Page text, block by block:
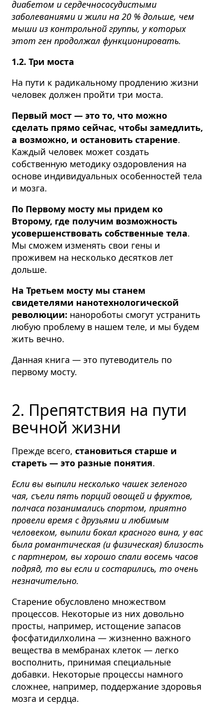
диабетом и сердечнососудистыми
заболеваниями и жили на 20 % дольше, чем
мыши из контрольной группы, у которых
этот ген продолжал функционировать.
1.2. Три моста
На пути к радикальному продлению жизни
человек должен пройти три моста.
Первый мост — это то, что можно
сделать прямо сейчас, чтобы замедлить,
а возможно, и остановить старение.
Каждый человек может создать
собственную методику оздоровления на
основе индивидуальных особенностей тела
и мозга.
По Первому мосту мы придем ко
Второму, где получим возможность
усовершенствовать собственные тела.
Мы сможем изменять свои гены и
проживем на несколько десятков лет
дольше.
На Третьем мосту мы станем
свидетелями нанотехнологической
революции: нанороботы смогут устранить
любую проблему в нашем теле, и мы будем
жить вечно.
Данная книга — это путеводитель по
первому мосту.
2. Препятствия на пути
вечной жизни
Прежде всего, становиться старше и
стареть — это разные понятия.
Если вы выпили несколько чашек зеленого
чая, съели пять порций овощей и фруктов,
полчаса позанимались спортом, приятно
провели время с друзьями и любимым
человеком, выпили бокал красного вина, у вас
была романтическая (и физическая) близость
с партнером, вы хорошо спали восемь часов
подряд, то вы если и состарились, то очень
незначительно.
Старение обусловлено множеством
процессов. Некоторые из них довольно
просты, например, истощение запасов
фосфатидилхолина — жизненно важного
вещества в мембранах клеток — легко
восполнить, принимая специальные
добавки. Некоторые процессы намного
сложнее, например, поддержание здоровья
мозга и сердца.